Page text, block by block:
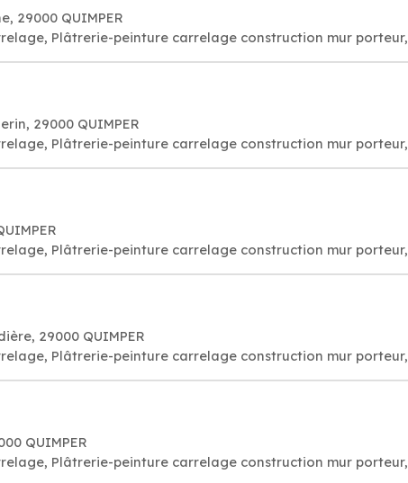
29000 QUIMPER
Plâtrerie-peinture carrelage construction mur porteur,
29000 QUIMPER
Plâtrerie-peinture carrelage construction mur porteur,
Plâtrerie-peinture carrelage construction mur porteur,
29000 QUIMPER
Plâtrerie-peinture carrelage construction mur porteur,
QUIMPER
Plâtrerie-peinture carrelage construction mur porteur,